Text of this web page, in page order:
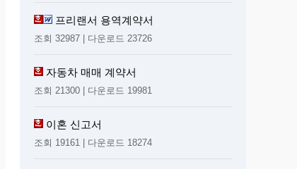
프리랜서 용역계약서
조회 32987 | 다운로드 23726
자동차 매매 계약서
조회 21300 | 다운로드 19981
이혼 신고서
조회 19161 | 다운로드 18274